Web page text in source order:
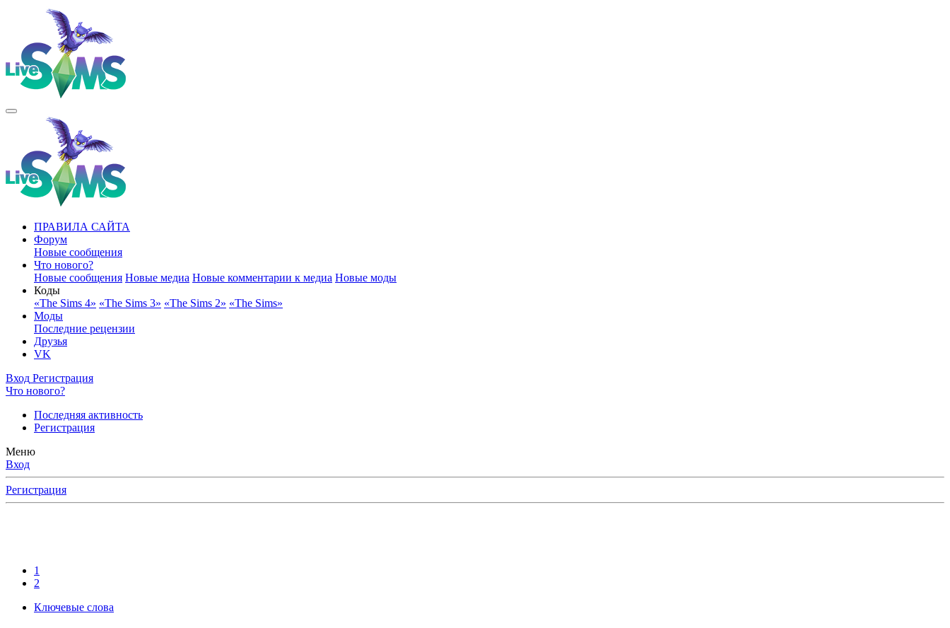
ПРАВИЛА САЙТА
Форум
Новые сообщения
Что нового?
Новые сообщения Новые медиа Новые комментарии к медиа Новые моды
Коды
«The Sims 4» «The Sims 3» «The Sims 2» «The Sims»
Моды
Последние рецензии
Друзья
VK
Вход Регистрация
Что нового?
Последняя активность
Регистрация
Меню
Вход
Регистрация
1
2
Ключевые слова